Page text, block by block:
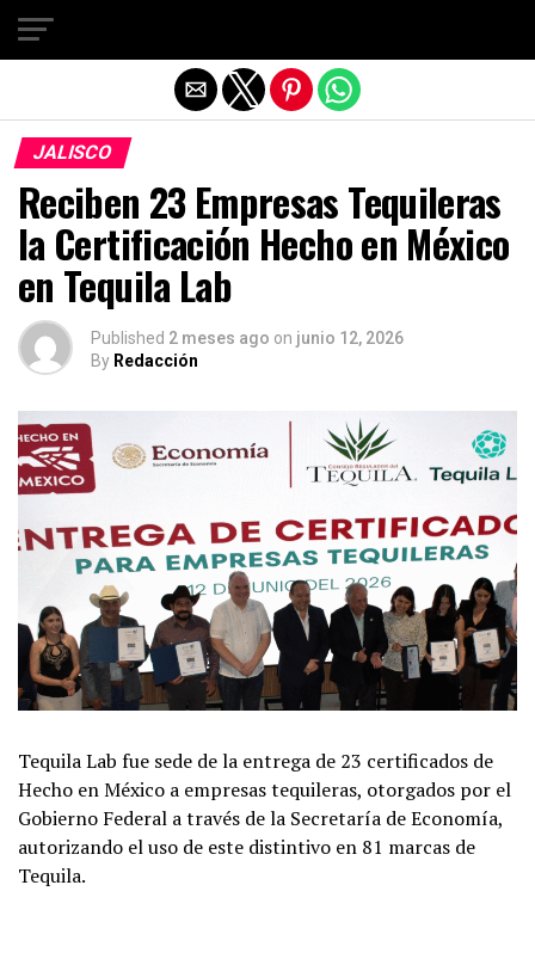
JALISCO
Reciben 23 Empresas Tequileras
la Certificación Hecho en México
en Tequila Lab
Published 2 meses ago on junio 12, 2026
By Redacción
Tequila Lab fue sede de la entrega de 23 certificados de
Hecho en México a empresas tequileras, otorgados por el
Gobierno Federal a través de la Secretaría de Economía,
autorizando el uso de este distintivo en 81 marcas de
Tequila.